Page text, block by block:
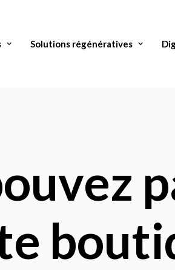
Solutions régénératives